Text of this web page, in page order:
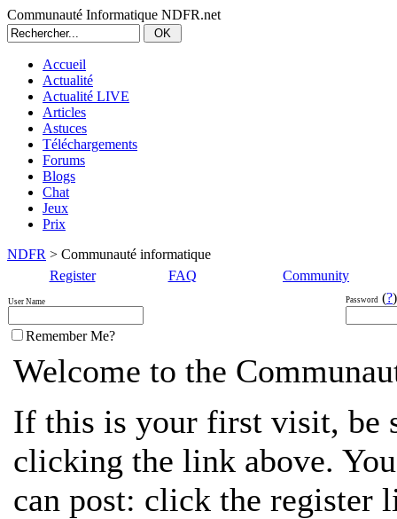
Communauté Informatique NDFR.net
Accueil
Actualité
Actualité LIVE
Articles
Astuces
Téléchargements
Forums
Blogs
Chat
Jeux
Prix
NDFR > Communauté informatique
Register
FAQ Community
User Name Password (?)
Remember Me?
Welcome to the
If this is your first visit, be
clicking the link above.
can post: click the register